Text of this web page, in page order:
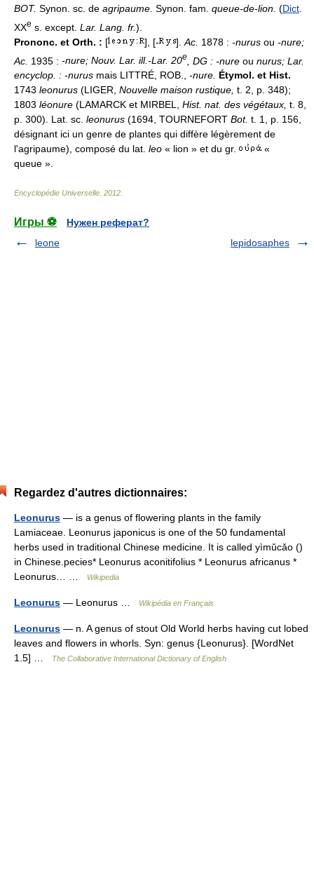
BOT. Synon. sc. de agripaume. Synon. fam. queue-de-lion. (Dict
XXe s. except. Lar. Lang. fr.).
Prononc. et Orth. : [ ], [- ]. Ac. 1878 : -nurus ou -nure;
Ac. 1935 : -nure; Nouv. Lar. ill.-Lar. 20e , DG : -nure ou nurus; Lar.
encyclop. : -nurus mais LITTRÉ, ROB., -nure. Étymol. et Hist.
1743 leonurus (LIGER, Nouvelle maison rustique, t. 2, p. 348);
1803 léonure (LAMARCK et MIRBEL, Hist. nat. des végétaux, t. 8,
p. 300). Lat. sc. leonurus (1694, TOURNEFORT Bot. t. 1, p. 156,
désignant ici un genre de plantes qui diffère légèrement de
l'agripaume), composé du lat. leo « lion » et du gr.
«
queue ».
Encyclopédie Universelle 2012
Игры ⚽
Нужен реферат?
leone
lepidosaphes
Regardez d'autres dictionnaires:
Leonurus — is a genus of flowering plants in the family
Lamiaceae. Leonurus japonicus is one of the 50 fundamental
herbs used in traditional Chinese medicine. It is called yìmǔcǎo ()
in Chinese.pecies* Leonurus aconitifolius * Leonurus africanus *
Leonurus… …
Wikipedia
Leonurus — Leonurus … Wikipédia en Français
Leonurus — n. A genus of stout Old World herbs having cut lobed
leaves and flowers in whorls. Syn: genus {Leonurus}. [WordNet
1.5] …
The Collaborative International Dictionary of English